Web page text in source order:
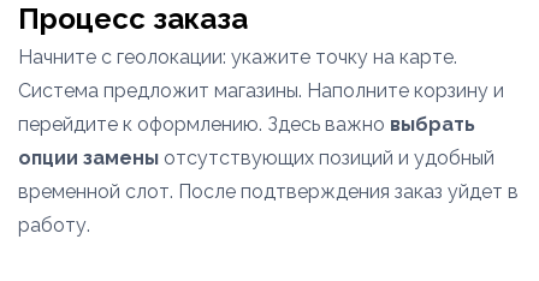
Процесс заказа
Начните с геолокации: укажите точку на карте.
Система предложит магазины. Наполните корзину и
перейдите к оформлению. Здесь важно выбрать
опции замены отсутствующих позиций и удобный
временной слот. После подтверждения заказ уйдет в
работу.